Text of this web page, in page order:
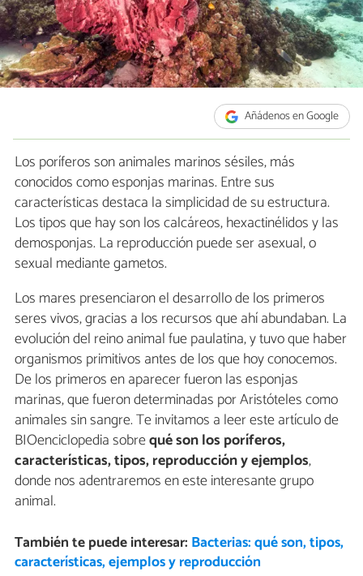
Añádenos en Google
Los poríferos son animales marinos sésiles, más
conocidos como esponjas marinas. Entre sus
características destaca la simplicidad de su estructura.
Los tipos que hay son los calcáreos, hexactinélidos y las
demosponjas. La reproducción puede ser asexual, o
sexual mediante gametos.
Los mares presenciaron el desarrollo de los primeros
seres vivos, gracias a los recursos que ahí abundaban. La
evolución del reino animal fue paulatina, y tuvo que haber
organismos primitivos antes de los que hoy conocemos.
De los primeros en aparecer fueron las esponjas
marinas, que fueron determinadas por Aristóteles como
animales sin sangre. Te invitamos a leer este artículo de
BIOenciclopedia sobrequé son los poríferos,
características, tipos, reproducción y ejemplos,
donde nos adentraremos en este interesante grupo
animal.
También te puede interesar: Bacterias: qué son, tipos,
características, ejemplos y reproducción